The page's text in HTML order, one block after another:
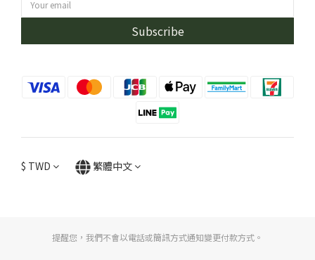
Subscribe
$ TWD 繁體中文
提醒您，我們不會以電話或簡訊方式通知變更付款方式。